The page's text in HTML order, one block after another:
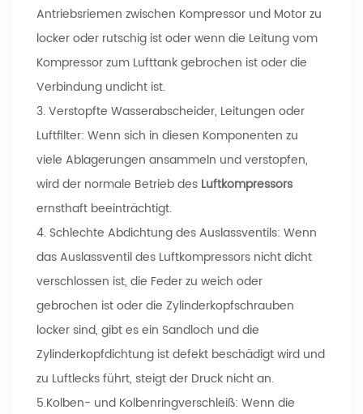
Antriebsriemen zwischen Kompressor und Motor zu
locker oder rutschig ist oder wenn die Leitung vom
Kompressor zum Lufttank gebrochen ist oder die
Verbindung undicht ist.
3. Verstopfte Wasserabscheider, Leitungen oder
Luftfilter: Wenn sich in diesen Komponenten zu
viele Ablagerungen ansammeln und verstopfen,
wird der normale Betrieb des Luftkompressors
ernsthaft beeinträchtigt.
4. Schlechte Abdichtung des Auslassventils: Wenn
das Auslassventil des Luftkompressors nicht dicht
verschlossen ist, die Feder zu weich oder
gebrochen ist oder die Zylinderkopfschrauben
locker sind, gibt es ein Sandloch und die
Zylinderkopfdichtung ist defekt beschädigt wird und
zu Luftlecks führt, steigt der Druck nicht an.
5.Kolben- und Kolbenringverschleiß: Wenn die